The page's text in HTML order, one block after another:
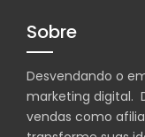
Sobre
Desvendando o
marketing digital.
vendas como